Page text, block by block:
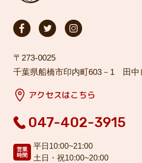
〒273-0025
千葉県船橋市印内町603－1 田中
アクセスはこちら
047-402-3915
営業
時間
平日10:00~21:00
土日・祝10:00~20:00